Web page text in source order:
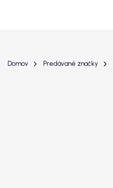
Domov Predávané značky